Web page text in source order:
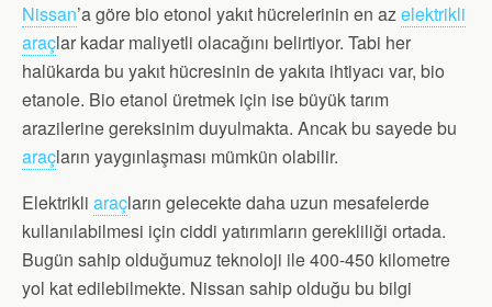
Nissan’a göre bio etonol yakıt hücrelerinin en azelektrikli
araçlar kadar maliyetli olacağını belirtiyor. Tabi her
halükarda bu yakıt hücresinin de yakıta ihtiyacı var, bio
etanole. Bio etanol üretmek için ise büyük tarım
arazilerine gereksinim duyulmakta. Ancak bu sayede bu
araçların yaygınlaşması mümkün olabilir.
Elektrikli araçların gelecekte daha uzun mesafelerde
kullanılabilmesi için ciddi yatırımların gerekliliği ortada.
Bugün sahip olduğumuz teknoloji ile 400-450 kilometre
yol kat edilebilmekte. Nissan sahip olduğu bu bilgi